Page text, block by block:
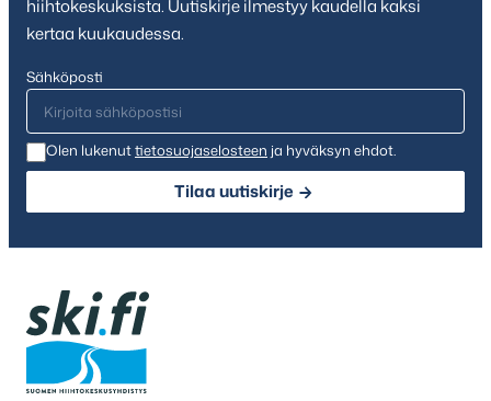
hiihtokeskuksista. Uutiskirje ilmestyy kaudella kaksi
kertaa kuukaudessa.
Sähköposti
Olen lukenuttietosuojaselosteen ja hyväksyn ehdot.
Tilaa uutiskirje